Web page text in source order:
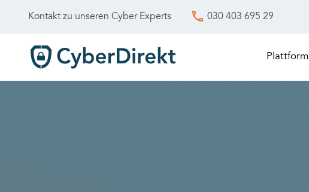
Kontakt zu unseren Cyber Experts 030 403 695 29
Plattform